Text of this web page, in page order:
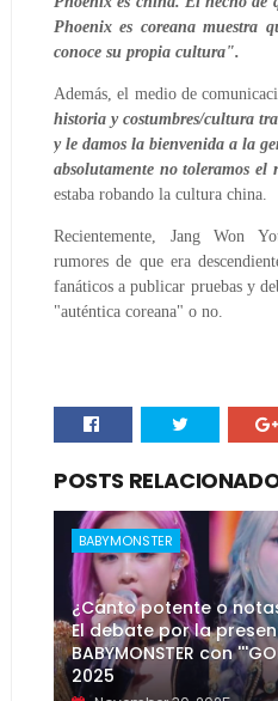
Phoenix es coreana muestra
conoce su propia cultura".
Además, el medio de
historia y costumbres/cultura
y le damos la bienvenida a la
absolutamente no toleramos el
estaba robando la cultura china.
Recientemente, Jang Won
rumores de que era
fanáticos a publicar pruebas y
"auténtica coreana" o no.
POSTS
BABYMONSTER
¿Canto potente o
El debate por la
BABYMONSTER con
2025